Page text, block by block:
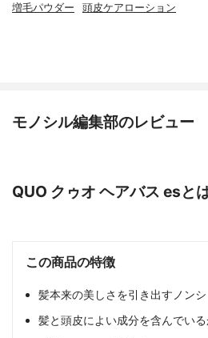
増毛パウダー 頭皮ケアローション
モノシル編集部のレビュー
QUO クゥオ ヘアバス esと
この商品の特徴
髪本来の美しさを引き出すノン
髪と頭皮によい成分を含んでい